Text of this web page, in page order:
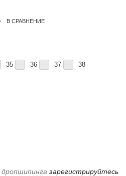
В СРАВНЕНИЕ
35 36 37 38
зарегистрируйтесь